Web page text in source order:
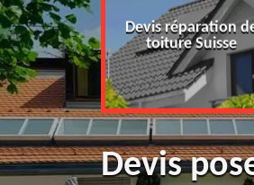
Devis réparation
toiture Suisse
Devis